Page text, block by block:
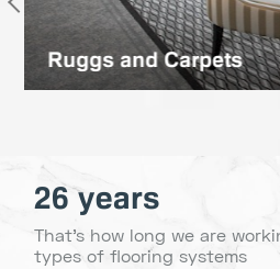
PVC Flooring
26 years
That's how long we are
types of flooring systems